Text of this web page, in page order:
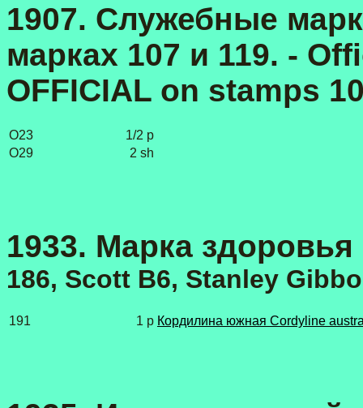
1907. Служебные
марках 107 и 119. -
OFFICIAL on stamps
O23
1/2 p
O29
2 sh
1933. Марка
186, Scott B6, Stanley
191 1 p Кордилина южная Cordyline